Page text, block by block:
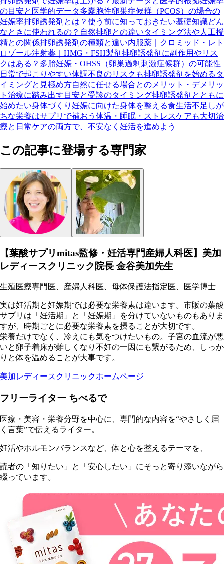
の目安と医学的データ多嚢胞性卵巣症候群（PCOS）の場合の
妊娠率排卵誘発剤とは？使う前に知っておきたい基礎知識どん
なときに使われるの？自然排卵との違いタイミング法や人工授
精との関係排卵誘発剤の種類と違い内服薬｜クロミッド・レト
ロゾール注射薬｜HMG・FSH製剤排卵誘発剤に副作用やリス
クはある？ 多胎妊娠・OHSS（卵巣過剰刺激症候群）の可能性
日常で起こりやすい体調不良のリスクも排卵誘発剤を始めるタ
イミングと見極め方自然に任せる場合とのメリット・デメリッ
ト 治療に踏み出す目安と受診のタイミング排卵誘発剤とともに
始めたい身体づくり 妊娠に向けた身体を整える食生活不足しが
ちな栄養はサプリで補おう 体温・睡眠・ストレスケアも大切治
療と日常ケアの両方で、不安なく妊活を進めよう
この記事に登場する専門家
【葉酸サプリmitas監修・妊活専門産婦人科医】美加
レディースクリニック院長 金谷美加先生
生殖医療専門医、産婦人科医、母体保護法指定医、医学博士
実は妊活期と妊娠期では必要な栄養素は違います。市販の葉酸
サプリは「妊活期」と「妊娠期」を分けていないものもありま
すが、時期ごとに必要な栄養素を摂ることが大切です。
栄養だけでなく、冷えにも気をつけたいもの。子宮の血流が悪
いと卵子着床が難しくなり不妊の一因にも繋がるため、しっか
りと体を温めることが大事です。
美加レディースクリニックホームページ
フリーライター ちべるで
医療・美容・栄養分野を中心に、専門的な内容を“やさしく届
く言葉”で伝えるライター。
妊活やホルモンバランスなど、体と心を整えるテーマを、
読者の「知りたい」と「安心したい」にそっと寄り添いながら
綴っています。